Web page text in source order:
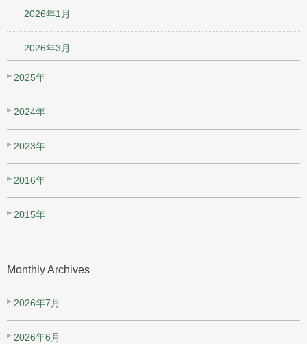
2026年1月
2026年3月
2025年
2024年
2023年
2016年
2015年
Monthly Archives
2026年7月
2026年6月